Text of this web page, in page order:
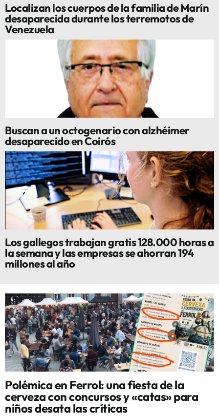
Localizan los cuerpos de la familia de Marín
desaparecida durante los terremotos de
Venezuela
Buscan a un octogenario con alzhéimer
desaparecido en Coirós
Los gallegos trabajan gratis 128.000 horas a
la semana y las empresas se ahorran 194
millones al año
Polémica en Ferrol: una fiesta de la
cerveza con concursos y «catas» para
niños desata las críticas